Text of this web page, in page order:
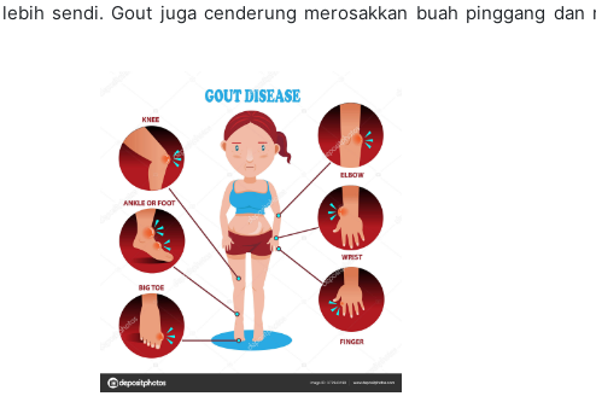
sendi. Gout juga cenderung merosakkan buah pinggang dan